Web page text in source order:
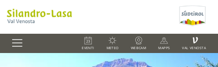
EVENTI METEO WEBCAM MAPPS
V
VAL VENOSTA